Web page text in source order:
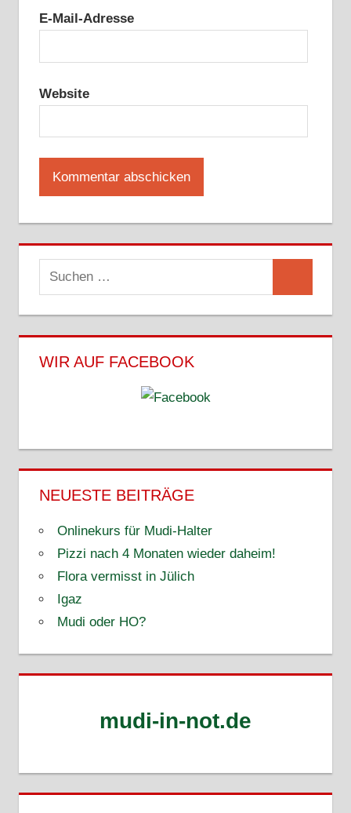
E-Mail-Adresse
Website
Suchen
nach:
WIR AUF FACEBOOK
NEUESTE BEITRÄGE
Onlinekurs für Mudi-Halter
Pizzi nach 4 Monaten wieder daheim!
Flora vermisst in Jülich
Igaz
Mudi oder HO?
mudi-in-not.de